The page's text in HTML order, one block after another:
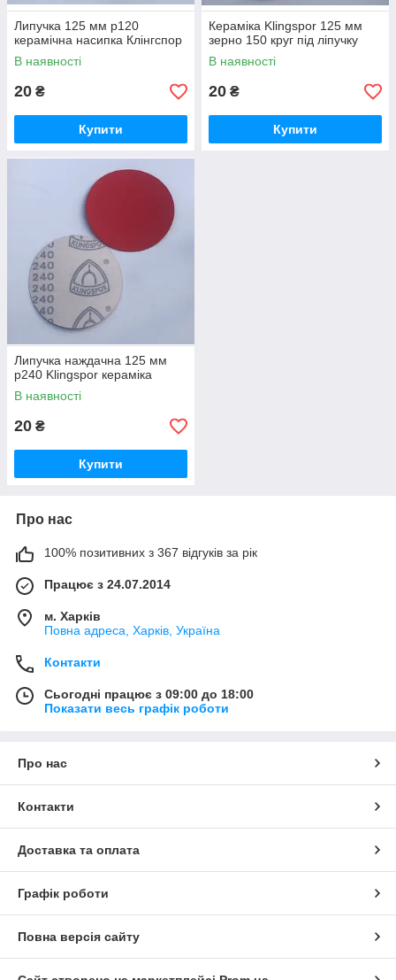
Липучка 125 мм р120
керамічна насипка Клінгспор
В наявності
20 ₴
Купити
Кераміка Klingspor 125 мм
зерно 150 круг під ліпучку
В наявності
20 ₴
Купити
Липучка наждачна 125 мм
р240 Klingspor кераміка
В наявності
20 ₴
Купити
Про нас
100% позитивних з 367 відгуків за рік
Працює з 24.07.2014
м. Харків
Повна адреса, Харків, Україна
Контакти
Сьогодні працює з 09:00 до 18:00
Показати весь графік роботи
Про нас
Контакти
Доставка та оплата
Графік роботи
Повна версія сайту